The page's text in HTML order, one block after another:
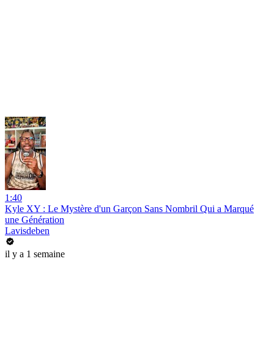
1:40
Kyle XY : Le Mystère d'un Garçon Sans Nombril Qui a Marqué
une Génération
Lavisdeben
il y a 1 semaine